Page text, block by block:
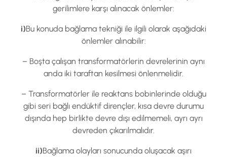
gerilimlere karşı alınacak önlemler:
i)Bu konuda bağlama tekniği ile ilgili olarak aşağıdaki
önlemler alınabilir:
– Boşta çalışan transformatörlerin devrelerinin aynı
anda iki taraftan kesilmesi önlenmelidir.
– Transformatörler ile reaktans bobinlerinde olduğu
gibi seri bağlı endüktif dirençler, kısa devre durumu
dışında hep birlikte devre dışı edilmemeli, ayrı ayrı
devreden çıkarılmalıdır.
ii)Bağlama olayları sonucunda oluşacak aşırı